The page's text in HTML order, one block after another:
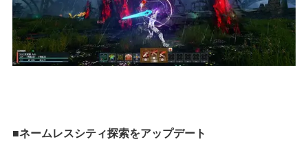
■ネームレスシティ探索をアップデート